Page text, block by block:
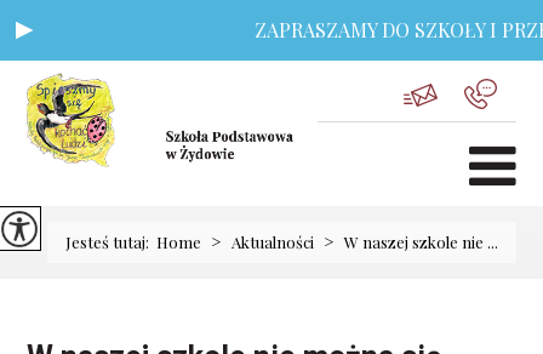
ZAPRASZAMY DO SZKOŁY I
Jesteś tutaj: Home > Aktualności > W naszej szkole nie ...